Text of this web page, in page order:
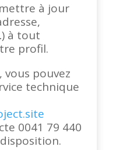
à jour
à tout
profil.
vous pouvez
technique
0041 79 440